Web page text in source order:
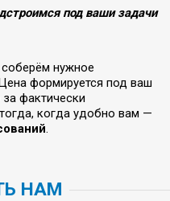
под ваши задачи
нужное
формируется под ваш
фактически
когда удобно вам —
.
НАМ